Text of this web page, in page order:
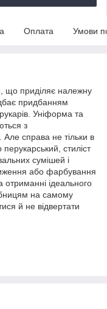
Оплата Умови
що приділяє належну
придбанням
Уніформа та
з
Але справа не тільки в
стиліст
сумішей і
або фарбування
отриманні ідеального
на самому
й не відвертати